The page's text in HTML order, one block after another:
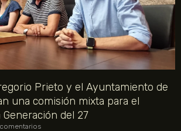
Prieto y el Ayuntamiento de
una comisión mixta para el
del 27